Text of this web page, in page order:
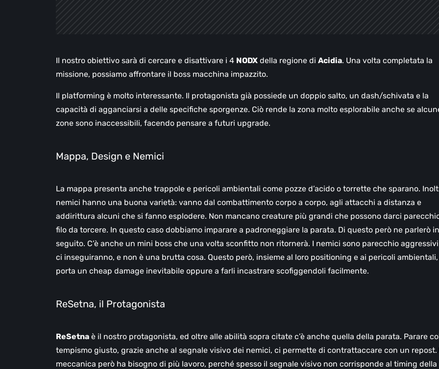
Il nostro obiettivo sarà di cercare e disattivare i 4 NODX della regione di Acidia. Una volta completata la
missione, possiamo affrontare il boss macchina impazzito.
Il platforming è molto interessante. Il protagonista già possiede un doppio salto, un dash/schivata e la
capacità di agganciarsi a delle specifiche sporgenze. Ciò rende la zona molto esplorabile anche se
zone sono inaccessibili, facendo pensare a futuri upgrade.
Mappa, Design e Nemici
La mappa presenta anche trappole e pericoli ambientali come pozze d’acido o torrette che sparano.
nemici hanno una buona varietà: vanno dal combattimento corpo a corpo, agli attacchi a distanza e
addirittura alcuni che si fanno esplodere. Non mancano creature più grandi che possono darci
filo da torcere. In questo caso dobbiamo imparare a padroneggiare la parata. Di questo però ne parlerò in
seguito. C’è anche un mini boss che una volta sconfitto non ritornerà. I nemici sono parecchio
ci inseguiranno, e non è una brutta cosa. Questo però, insieme al loro positioning e ai pericoli ambientali,
porta un cheap damage inevitabile oppure a farli incastrare scofiggendoli facilmente.
ReSetna, il Protagonista
ReSetna è il nostro protagonista, ed oltre alle abilità sopra citate c’è anche quella della parata. Parare
tempismo giusto, grazie anche al segnale visivo dei nemici, ci permette di contrattaccare con un repost.
meccanica però ha bisogno di più lavoro, perché spesso il segnale visivo non corrisponde al timing della